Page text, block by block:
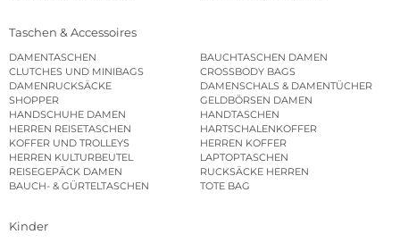
Taschen & Accessoires
DAMENTASCHEN
BAUCHTASCHEN DAMEN
CLUTCHES UND MINIBAGS
CROSSBODY BAGS
DAMENRUCKSÄCKE
DAMENSCHALS & DAMENTÜCHER
SHOPPER
GELDBÖRSEN DAMEN
HANDSCHUHE DAMEN
HANDTASCHEN
HERREN REISETASCHEN
HARTSCHALENKOFFER
KOFFER UND TROLLEYS
HERREN KOFFER
HERREN KULTURBEUTEL
LAPTOPTASCHEN
REISEGEPÄCK DAMEN
RUCKSÄCKE HERREN
BAUCH- & GÜRTELTASCHEN
TOTE BAG
Kinder